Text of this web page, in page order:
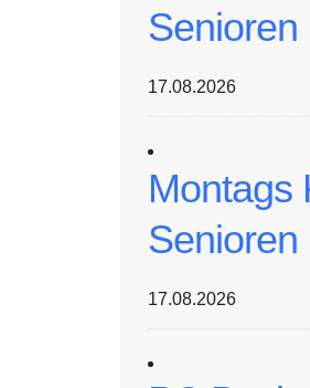
Senioren
17.08.2026
Montags
Senioren
17.08.2026